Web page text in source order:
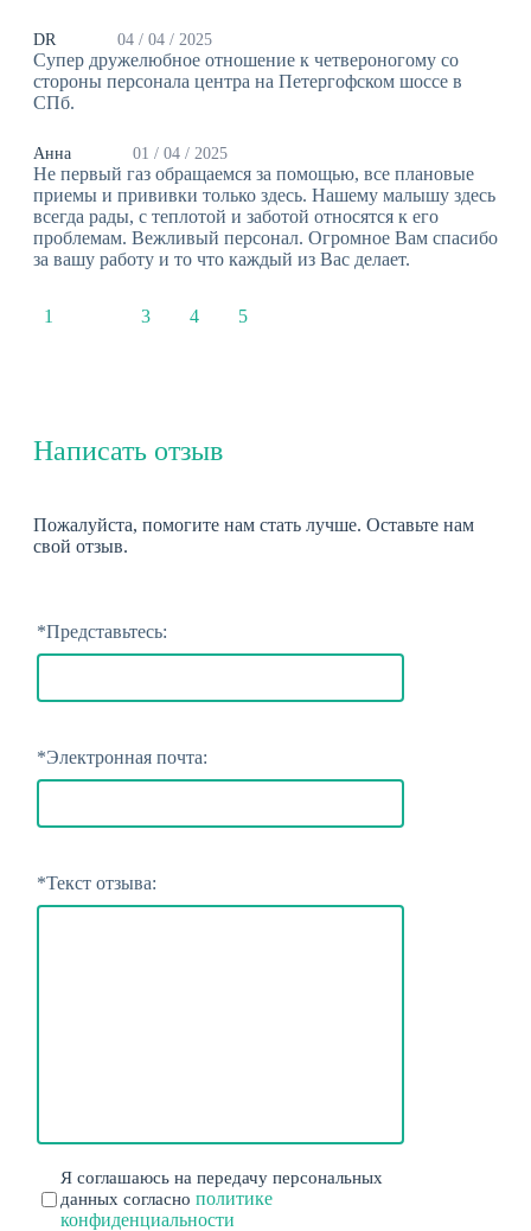
DR 04 / 04 / 2025
Супер дружелюбное отношение к четвероногому со
стороны персонала центра на Петергофском шоссе в
СПб.
Анна 01 / 04 / 2025
Не первый газ обращаемся за помощью, все плановые
приемы и прививки только здесь. Нашему малышу здесь
всегда рады, с теплотой и заботой относятся к его
проблемам. Вежливый персонал. Огромное Вам спасибо
за вашу работу и то что каждый из Вас делает.
1 3 4 5
Написать отзыв
Пожалуйста, помогите нам стать лучше. Оставьте нам
свой отзыв.
*Представьтесь:
*Электронная почта:
*Текст отзыва:
Я соглашаюсь на передачу персональных
данных согласно политике
конфиденциальности